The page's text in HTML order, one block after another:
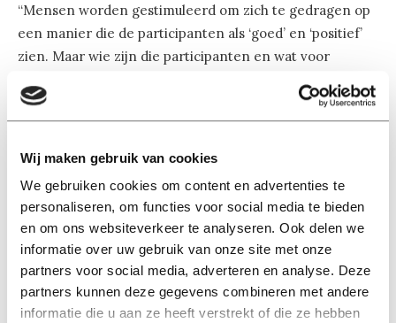
Wij maken gebruik van cookies
We gebruiken cookies om content en advertenties te
personaliseren, om functies voor social media te bieden
en om ons websiteverkeer te analyseren. Ook delen we
informatie over uw gebruik van onze site met onze
partners voor social media, adverteren en analyse. Deze
partners kunnen deze gegevens combineren met andere
informatie die u aan ze heeft verstrekt of die ze hebben
“Mensen worden gestimuleerd om zich te gedragen op
een manier die de participanten als ‘goed’ en ‘positief’
zien. Maar wie zijn die participanten en wat voor
aangestuurd door de gemeente Eindhoven in de
persoon van Tinus Kanters. De gemeente werkt samen
volgt er nog een hele trits aan bedrijven: Atos, IBM, Intel
en Philips, om er maar een paar te noemen. Niet de
minsten. Deze bedrijven financieren het project en
hebben daardoor veel inspraak. Het wordt zo steeds
onduidelijker waar de eindverantwoordelijkheid echt
ligt, wil Galič maar zeggen.